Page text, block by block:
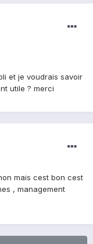
et je voudrais savoir
utile ? merci
mais cest bon cest
, management